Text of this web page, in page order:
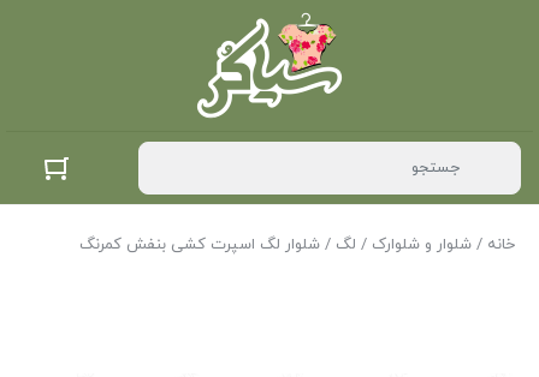
خانه / شلوار و شلوارک / لگ / شلوار لگ اسپرت کشی بنفش کمرنگ